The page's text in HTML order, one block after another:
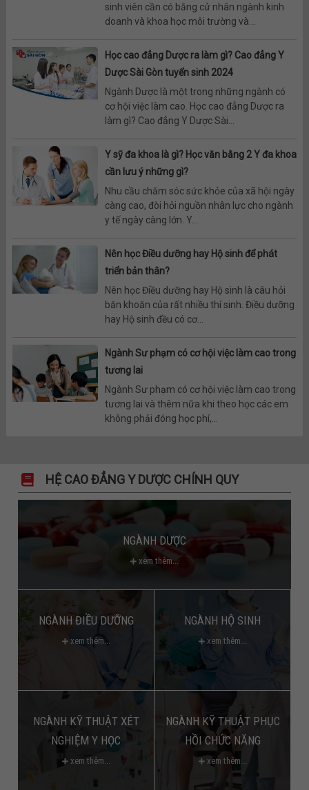
sinh viên cần có bằng cử nhân ngành kinh
doanh và khoa học môi trường và...
Học cao đẳng Dược ra làm gì? Cao đẳng Y
Dược Sài Gòn tuyển sinh 2024
Ngành Dược là một trong những ngành có
cơ hội việc làm cao. Học cao đẳng Dược ra
làm gì? Cao đẳng Y Dược Sài...
Y sỹ đa khoa là gì? Học văn bằng 2 Y đa khoa
cần lưu ý những gì?
Nhu cầu chăm sóc sức khỏe của xã hội ngày
càng cao, đòi hỏi nguồn nhân lực cho ngành
y tế ngày càng lớn. Y...
Nên học Điều dưỡng hay Hộ sinh để phát
triển bản thân?
Nên học Điều dưỡng hay Hộ sinh là câu hỏi
băn khoăn của rất nhiều thí sinh. Điều dưỡng
hay Hộ sinh đều có cơ...
Ngành Sư phạm có cơ hội việc làm cao trong
tương lai
Ngành Sư phạm có cơ hội việc làm cao trong
tương lai và thêm nữa khi theo học các em
không phải đóng học phí,...
HỆ CAO ĐẲNG Y DƯỢC CHÍNH QUY
NGÀNH DƯỢC
xem thêm...
NGÀNH ĐIỀU DƯỠNG
xem thêm...
NGÀNH HỘ SINH
xem thêm...
NGÀNH KỸ THUẬT XÉT
NGHIỆM Y HỌC
xem thêm...
NGÀNH KỸ THUẬT PHỤC
HỒI CHỨC NĂNG
xem thêm...